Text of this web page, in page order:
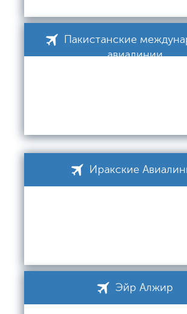
Пакистанские
авиалинии
Иракские
Эйр Алжир